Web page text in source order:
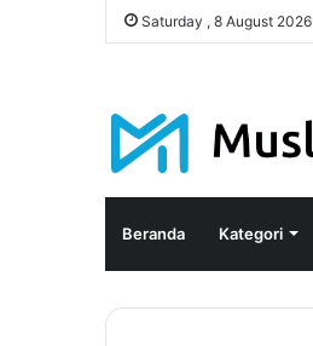
Saturday , 8 August 2026
Beranda Kategori